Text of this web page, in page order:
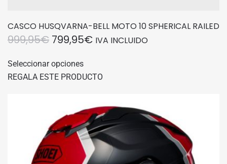
CASCO HUSQVARNA-BELL MOTO 10 SPHERICAL RAILED
999,95€ EL
ORIGINAL
799,95€EL
IVA INCLUIDO
Seleccionar opcionesproducto
tiene
variantes.
Las
opciones
se
pueden
REGALA ESTE PRODUCTO